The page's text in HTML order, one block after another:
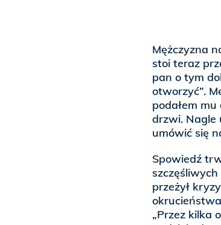
Mężczyzna
stoi teraz
pan o tym
otworzyć”.
podałem
drzwi. Nagle
umówić się
Spowiedź
przeżył
„Przez kilka